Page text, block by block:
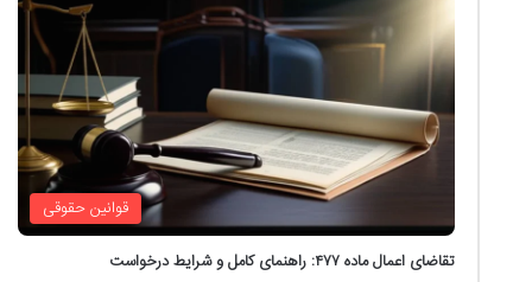
قوانین حقوقی
تقاضای اعمال ماده ۴۷۷: راهنمای کامل و شرایط درخواست